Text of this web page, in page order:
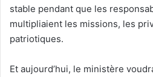
stable pendant que les
multipliaient les missions, les
patriotiques.
Et aujourd’hui, le ministère